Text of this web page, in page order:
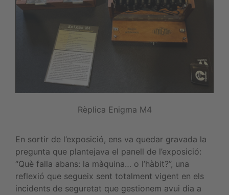
Rèplica Enigma M4
En sortir de l’exposició, ens va quedar gravada la
pregunta que plantejava el panell de l’exposició:
“Què falla abans: la màquina… o l’hàbit?”, una
reflexió que segueix sent totalment vigent en els
incidents de seguretat que gestionem avui dia a